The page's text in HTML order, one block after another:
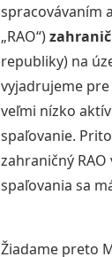
spracovávaním
„RAO“)
republiky) na
vyjadrujeme
veľmi nízko
spaľovanie.
zahraničný
spaľovania sa
Žiadame preto